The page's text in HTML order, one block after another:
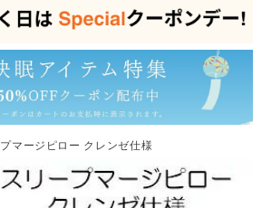
マージピロー クレンゼ仕様